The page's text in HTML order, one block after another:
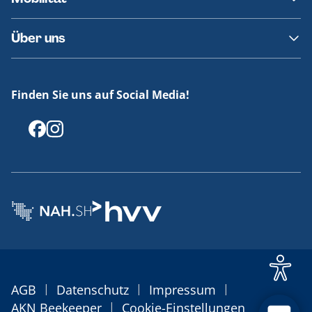
Fundsachen
Häufige Fragen
Barrierefreies Reisen
Erklärung Barrierefreiheit
Über uns
Offenlegungen
Finden Sie uns auf Social Media!
AGB | Datenschutz | Impressum |
AKN Beekeeper | Cookie-Einstellungen